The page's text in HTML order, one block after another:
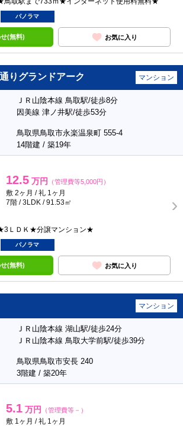
パノラマ
(無料) お気に入り
りグランドアーク マンション
ＪＲ山陰本線 鳥取駅/徒歩8分
因美線 津ノ井駅/徒歩53分
鳥取県鳥取市永楽温泉町 555-4
14階建 / 築19年
12.5 万円 （管理費等5,000円）
敷 2ヶ月 / 礼 1ヶ月
7階 / 3LDK / 91.53㎡
ＬＤＫ★分譲マンション★
パノラマ
(無料) お気に入り
マンション
ＪＲ山陰本線 湖山駅/徒歩24分
ＪＲ山陰本線 鳥取大学前駅/徒歩39分
鳥取県鳥取市安長 240
3階建 / 築20年
5.1 万円 （管理費等－）
敷 1ヶ月 / 礼 1ヶ月